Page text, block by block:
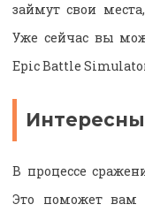
займут свои
Уже сейчас вы
Epic Battle
В процессе
Это поможет вам